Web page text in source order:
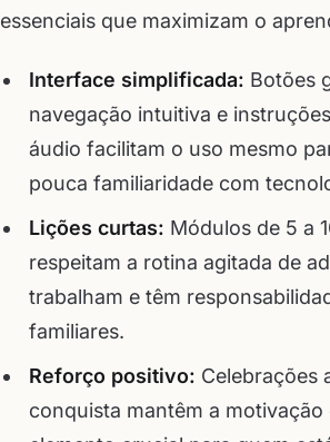
essenciais que maximizam o
Interface simplificada: Botões
navegação intuitiva e
áudio facilitam o uso mesmo
pouca familiaridade com
Lições curtas: Módulos de 5 a
respeitam a rotina agitada de
trabalham e têm
familiares.
Reforço positivo: Celebrações
conquista mantêm a motivação